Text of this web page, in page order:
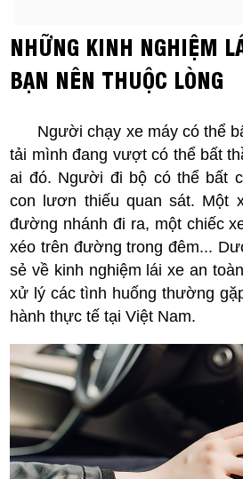
NHỮNG KINH NGHIỆM
BẠN NÊN THUỘC LÒNG
Người chạy xe máy có thể
tải mình đang vượt có thể bất
ai đó. Người đi bộ có thể bất
con lươn thiếu quan sát. Một
đường nhánh đi ra, một chiếc
xéo trên đường trong đêm...
sẻ về kinh nghiệm lái xe an
xử lý các tình huống thường
hành thực tế tại Việt Nam.